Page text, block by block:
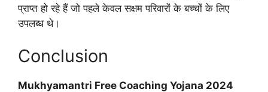
प्राप्त हो रहे हैं जो पहले केवल सक्षम परिवारों के बच्चों के लिए
उपलब्ध थे।
Conclusion
Mukhyamantri Free Coaching Yojana 2024